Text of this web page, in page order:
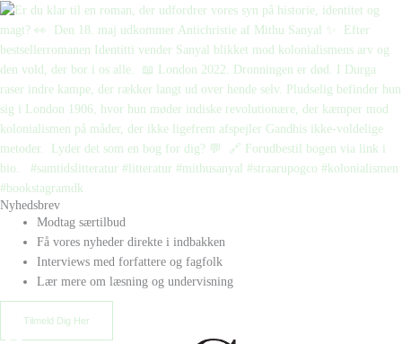
Nyhedsbrev
Modtag særtilbud
Få vores nyheder direkte i indbakken
Interviews med forfattere og fagfolk
Lær mere om læsning og undervisning
Tilmeld Dig Her